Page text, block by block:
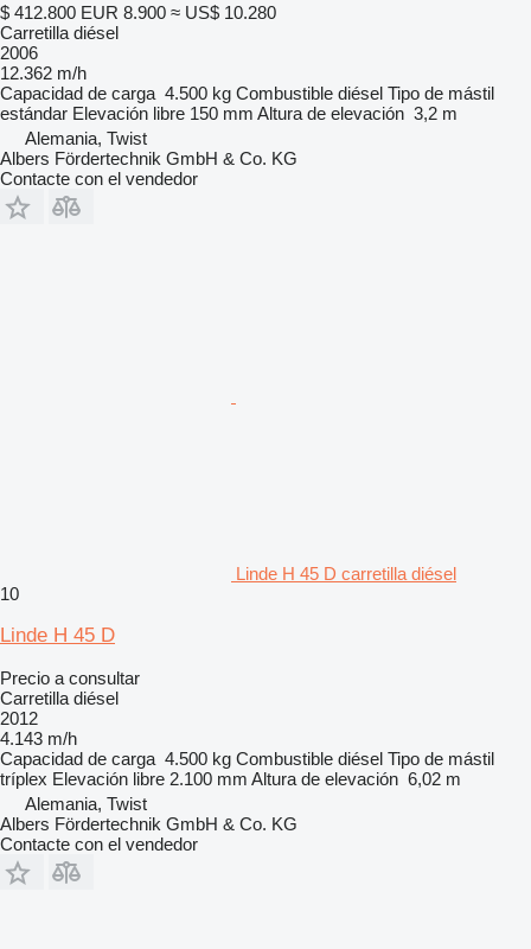
$ 412.800 EUR 8.900 ≈ US$ 10.280
Carretilla diésel
2006
12.362 m/h
Capacidad de carga 4.500 kg Combustible diésel Tipo de mástil
estándar Elevación libre 150 mm Altura de elevación 3,2 m
Alemania, Twist
Albers Fördertechnik GmbH & Co. KG
Contacte con el vendedor
Linde H 45 D carretilla diésel
10
Linde H 45 D
Precio a consultar
Carretilla diésel
2012
4.143 m/h
Capacidad de carga 4.500 kg Combustible diésel Tipo de mástil
tríplex Elevación libre 2.100 mm Altura de elevación 6,02 m
Alemania, Twist
Albers Fördertechnik GmbH & Co. KG
Contacte con el vendedor